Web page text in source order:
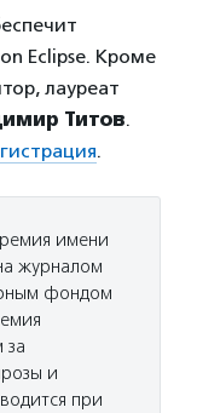
Eclipse. Кроме
лауреат
Титов.
.
имени
журналом
фондом
за
и
при